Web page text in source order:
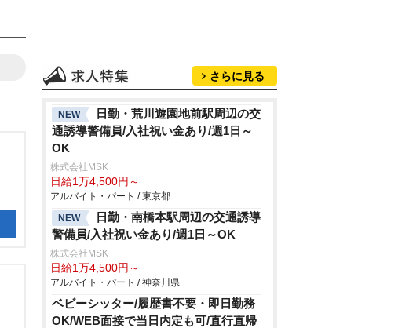
さらに見る
NEW
日勤・荒川遊園地前駅周辺の交
通誘導警備員/入社祝い金あり/週1日～
OK
株式会社MSK
日給1万4,500円～
アルバイト・パート / 東京都
NEW
日勤・南橋本駅周辺の交通誘導
警備員/入社祝い金あり/週1日～OK
株式会社MSK
日給1万4,500円～
アルバイト・パート / 神奈川県
ベビーシッター/履歴書不要・即日勤務
OK/WEB面接で当日内定も可/直行直帰